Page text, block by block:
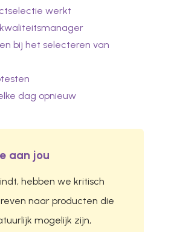
werkt
bij het selecteren van
dag opnieuw
aan jou
hebben we kritisch
naar producten die
mogelijk zijn,